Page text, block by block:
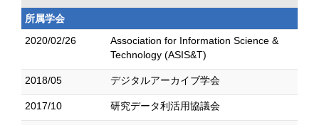
所属学会
2020/02/26
Association for Information Science &
Technology (ASIS&T)
2018/05 デジタルアーカイブ学会
2017/10 研究データ利活用協議会